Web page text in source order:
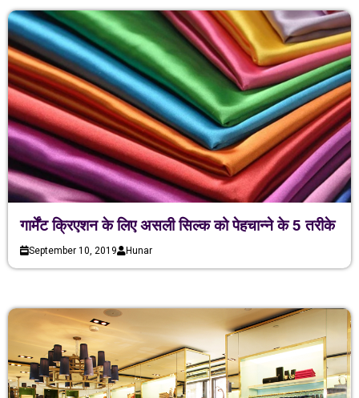
गार्मेंट क्रिएशन के लिए असली सिल्क को पेहचान्ने के 5 तरीके
September 10, 2019 Hunar